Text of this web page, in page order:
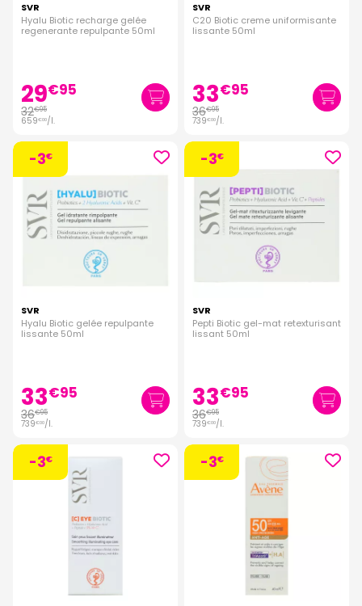
SVR
Hyalu Biotic recharge gelée
regenerante repulpante 50ml
29€95
32€95
659€00/l.
SVR
C20 Biotic creme uniformisante
lissante 50ml
33€95
36€95
739€00/l.
-3€
SVR
Hyalu Biotic gelée repulpante
lissante 50ml
33€95
36€95
739€00/l.
-3€
SVR
Pepti Biotic gel-mat retexturisant
lissant 50ml
33€95
36€95
739€00/l.
-3€ -3€